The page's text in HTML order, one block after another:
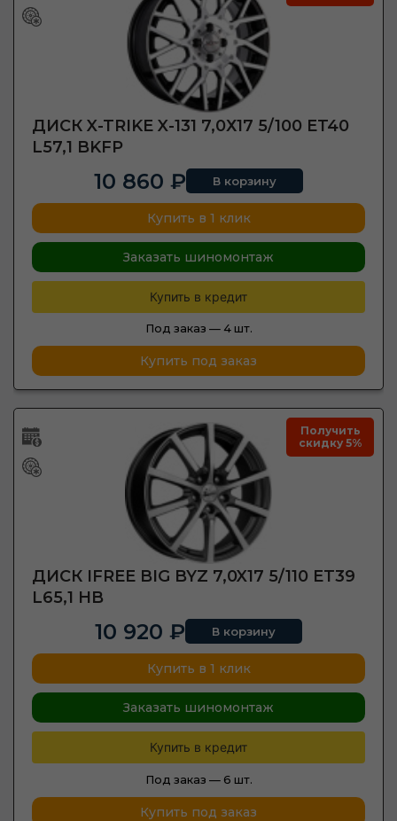
ДИСК X-TRIKE X-131 7,0Х17 5/100 ET40
L57,1 BKFP
10 860 ₽ В корзину
Купить в 1 клик
Заказать шиномонтаж
Купить в кредит
Под заказ — 4 шт.
Купить под заказ
Получить
скидку 5%
ДИСК IFREE BIG BYZ 7,0X17 5/110 ET39
L65,1 HB
10 920 ₽ В корзину
Купить в 1 клик
Заказать шиномонтаж
Купить в кредит
Под заказ — 6 шт.
Купить под заказ